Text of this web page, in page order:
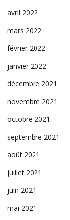
avril 2022
mars 2022
février 2022
janvier 2022
décembre 2021
novembre 2021
octobre 2021
septembre 2021
août 2021
juillet 2021
juin 2021
mai 2021